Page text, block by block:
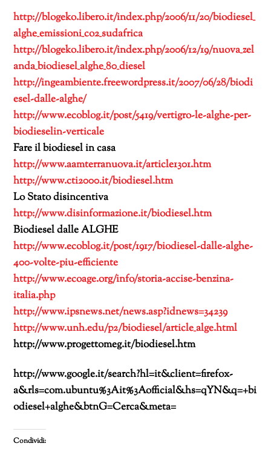
http://blogeko.libero.it/index.php/2006/11/20/biodiesel_
alghe_emissioni_co2_sudafrica
http://blogeko.libero.it/index.php/2006/12/19/nuova_zel
anda_biodiesel_alghe_80_diesel
http://ingeambiente.freewordpress.it/2007/06/28/biodi
esel-dalle-alghe/
http://www.ecoblog.it/post/5419/vertigro-le-alghe-per-
biodieselin-verticale
Fare il biodiesel in casa
http://www.aamterranuova.it/article1301.htm
http://www.cti2000.it/biodiesel.htm
Lo Stato disincentiva
http://www.disinformazione.it/biodiesel.htm
Biodiesel dalle ALGHE
http://www.ecoblog.it/post/1917/biodiesel-dalle-alghe-
400-volte-piu-efficiente
http://www.ecoage.org/info/storia-accise-benzina-
italia.php
http://www.ipsnews.net/news.asp?idnews=34239
http://www.unh.edu/p2/biodiesel/article_alge.html
http://www.progettomeg.it/biodiesel.htm
http://www.google.it/search?hl=it&client=firefox-
a&rls=com.ubuntu%3Ait%3Aofficial&hs=qYN&q=+bi
odiesel+alghe&btnG=Cerca&meta=
Condividi: